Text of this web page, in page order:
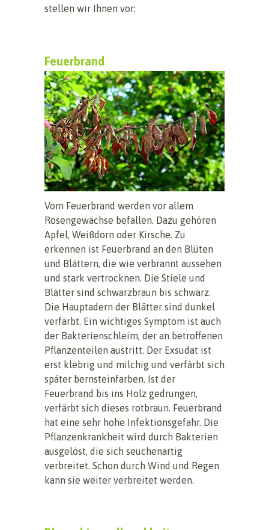
stellen wir Ihnen vor:
Feuerbrand
Vom Feuerbrand werden vor allem
Rosengewächse befallen. Dazu gehören
Apfel, Weißdorn oder Kirsche. Zu
erkennen ist Feuerbrand an den Blüten
und Blättern, die wie verbrannt aussehen
und stark vertrocknen. Die Stiele und
Blätter sind schwarzbraun bis schwarz.
Die Hauptadern der Blätter sind dunkel
verfärbt. Ein wichtiges Symptom ist auch
der Bakterienschleim, der an betroffenen
Pflanzenteilen austritt. Der Exsudat ist
erst klebrig und milchig und verfärbt sich
später bernsteinfarben. Ist der
Feuerbrand bis ins Holz gedrungen,
verfärbt sich dieses rotbraun. Feuerbrand
hat eine sehr hohe Infektionsgefahr. Die
Pflanzenkrankheit wird durch Bakterien
ausgelöst, die sich seuchenartig
verbreitet. Schon durch Wind und Regen
kann sie weiter verbreitet werden.